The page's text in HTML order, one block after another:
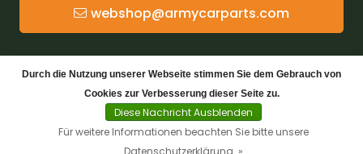
webshop@armycarparts.com
KATEGORIEN
KUNDENDIENST
Durch die Nutzung unserer Webseite stimmen Sie dem Gebrauch von
Cookies zur Verbesserung dieser Seite zu.
Diese Nachricht Ausblenden
Für weitere Informationen beachten Sie bitte unsere
Datenschutzerklärung. »